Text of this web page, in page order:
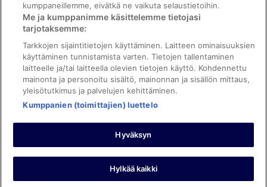
Tuki
Ota yhteyttä
Varauksen muuttaminen tai peruuttaminen
Varaa lento lentoyhtiön hyvityskupongeilla
Hyvityksen hakeminen ja aikarajat
©2026 Expedia, Inc., Expedia Groupin yritys. Kaikki oikeudet
pidätetään. ebookers ja ebookersin logo ovat Expedia, Inc.:n
tavaramerkkejä tai rekisteröityjä tavaramerkkejä.
kumppaneillemme, eivätkä ne vaikuta selaustietoihin.
Me ja kumppanimme käsittelemme tietojasi
tarjotaksemme:
Tarkkojen sijaintitietojen käyttäminen. Laitteen ominaisuuksien
käyttäminen tunnistamista varten. Tietojen tallentaminen
laitteelle ja/tai laitteella olevien tietojen käyttö. Kohdennettu
mainonta ja personoitu sisältö, mainonnan ja sisällön mittaus,
yleisötutkimus ja palvelujen kehittäminen.
Kumppanien (toimittajien) luettelo
Hyväksyn
Hylkää kaikki